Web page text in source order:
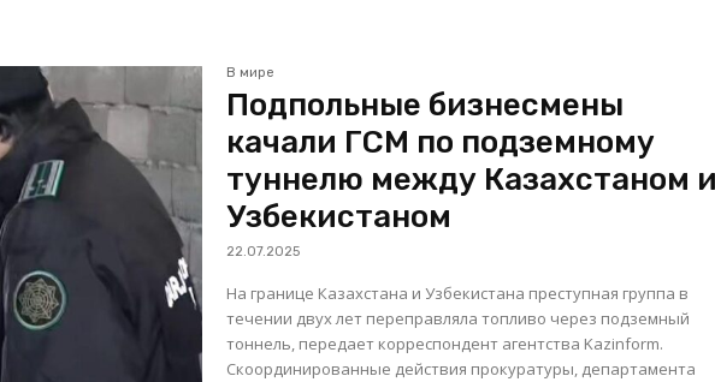
В мире
Подпольные бизнесмены
качали ГСМ по подземному
туннелю между Казахстаном и
Узбекистаном
22.07.2025
На границе Казахстана и Узбекистана преступная группа в
течении двух лет переправляла топливо через подземный
тоннель, передает корреспондент агентства Kazinform.
Скоординированные действия прокуратуры, департамента